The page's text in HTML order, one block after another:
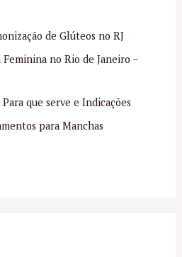
de Glúteos no RJ
no Rio de Janeiro –
que serve e Indicações
para Manchas